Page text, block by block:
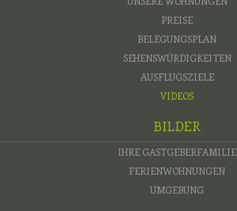
PREISE
BELEGUNGSPLAN
SEHENSWÜRDIGKEITEN
AUSFLUGSZIELE
VIDEOS
BILDER
IHRE GASTGEBERFAMILIE
FERIENWOHNUNGEN
UMGEBUNG